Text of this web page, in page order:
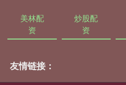
美林配
资
炒股配
资
友情链接：